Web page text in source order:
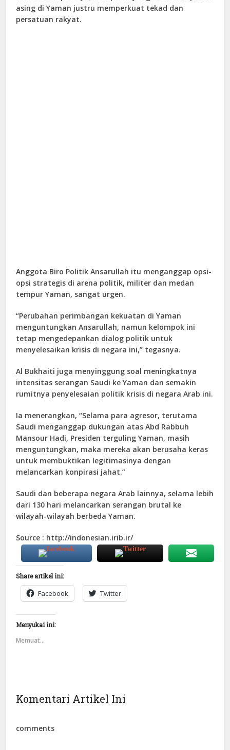
asing di Yaman justru memperkuat tekad dan
persatuan rakyat.
Anggota Biro Politik Ansarullah itu menganggap opsi-
opsi strategis di arena politik, militer dan medan
tempur Yaman, sangat urgen.
“Perubahan perimbangan kekuatan di Yaman
menguntungkan Ansarullah, namun kelompok ini
tetap mengedepankan dialog politik untuk
menyelesaikan krisis di negara ini,” tegasnya.
Al Bukhaiti juga menyinggung soal meningkatnya
intensitas serangan Saudi ke Yaman dan semakin
rumitnya penyelesaian politik krisis di negara Arab ini.
Ia menerangkan, “Selama para agresor, terutama
Saudi menganggap dukungan atas Abd Rabbuh
Mansour Hadi, Presiden terguling Yaman, masih
menguntungkan, maka mereka akan berusaha keras
untuk membuktikan legitimasinya dengan
melancarkan konpirasi jahat.”
Saudi dan beberapa negara Arab lainnya, selama lebih
dari 130 hari melancarkan serangan brutal ke
wilayah-wilayah berbeda Yaman.
Source : http://indonesian.irib.ir/
Share artikel ini:
Facebook Twitter
Menyukai ini:
Memuat...
Komentari Artikel Ini
comments